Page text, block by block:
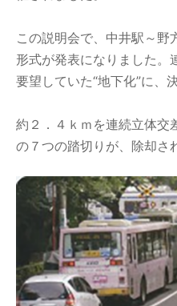
この説明会で、中井駅～野
形式が発表になりました。
要望していた“地下化”に、
約２．４ｋｍを連続立体交
の７つの踏切りが、除却さ